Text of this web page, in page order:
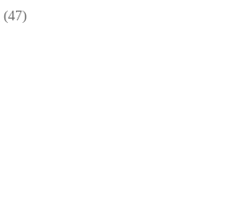
(47)